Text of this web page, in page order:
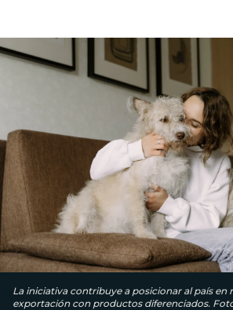
La iniciativa contribuye a posicionar al país en
exportación con productos diferenciados.